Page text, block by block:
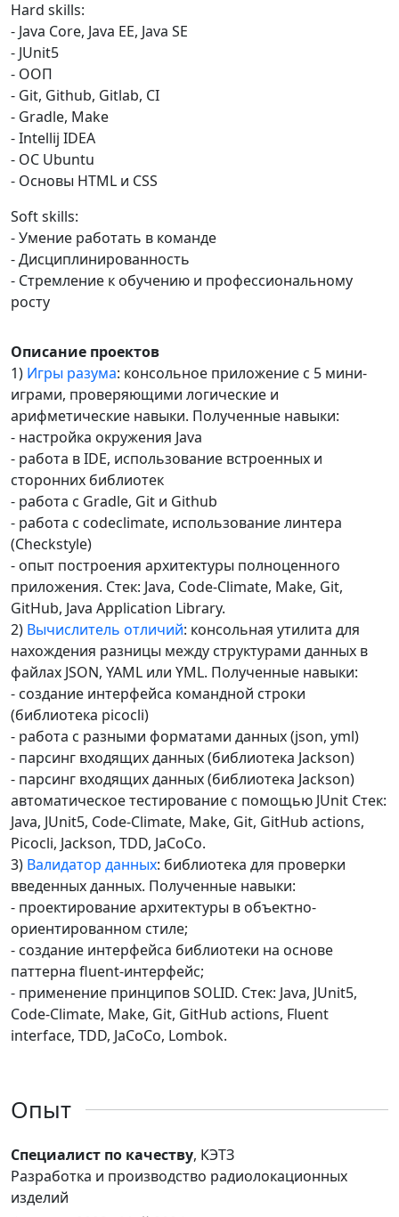
Hard skills:
- Java Core, Java EE, Java SE
- JUnit5
- ООП
- Git, Github, Gitlab, CI
- Gradle, Make
- Intellij IDEA
- OC Ubuntu
- Основы HTML и CSS
Soft skills:
- Умение работать в команде
- Дисциплинированность
- Стремление к обучению и профессиональному
росту
Описание проектов
1) Игры разума: консольное приложение с 5 мини-
играми, проверяющими логические и
арифметические навыки. Полученные навыки:
- настройка окружения Java
- работа в IDE, использование встроенных и
сторонних библиотек
- работа с Gradle, Git и Github
- работа с codeclimate, использование линтера
(Checkstyle)
- опыт построения архитектуры полноценного
приложения. Стек: Java, Code-Climate, Make, Git,
GitHub, Java Application Library.
2) Вычислитель отличий: консольная утилита для
нахождения разницы между структурами данных в
файлах JSON, YAML или YML. Полученные навыки:
- создание интерфейса командной строки
(библиотека picocli)
- работа с разными форматами данных (json, yml)
- парсинг входящих данных (библиотека Jackson)
- парсинг входящих данных (библиотека Jackson)
автоматическое тестирование с помощью JUnit Стек:
Java, JUnit5, Code-Climate, Make, Git, GitHub actions,
Picocli, Jackson, TDD, JaCoCo.
3) Валидатор данных: библиотека для проверки
введенных данных. Полученные навыки:
- проектирование архитектуры в объектно-
ориентированном стиле;
- создание интерфейса библиотеки на основе
паттерна fluent-интерфейс;
- применение принципов SOLID. Стек: Java, JUnit5,
Code-Climate, Make, Git, GitHub actions, Fluent
interface, TDD, JaCoCo, Lombok.
Опыт
Специалист по качеству, КЭТЗ
Разработка и производство радиолокационных
изделий